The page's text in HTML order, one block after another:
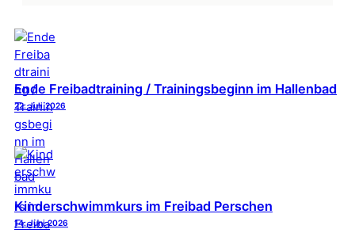
Ende Freibadtraining / Trainingsbeginn im Hallenbad
22. Juli 2026
Kinderschwimmkurs im Freibad Perschen
14. Juni 2026